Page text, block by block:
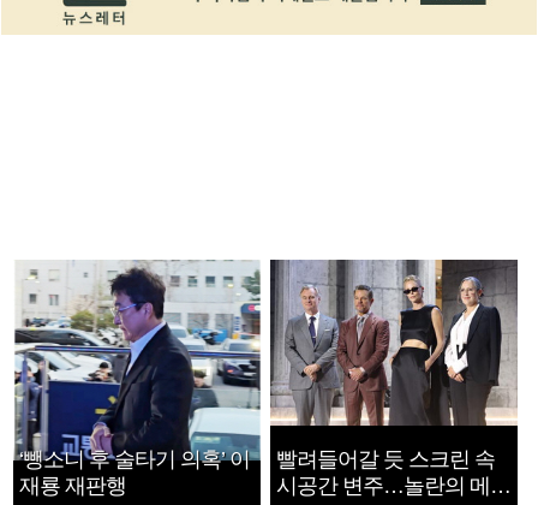
‘뺑소니 후 술타기 의혹’ 이
재룡 재판행
빨려들어갈 듯 스크린 속
시공간 변주…놀란의 메시